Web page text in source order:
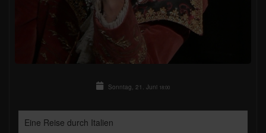
Sonntag, 21. Juni 18:00
Eine Reise durch Italien